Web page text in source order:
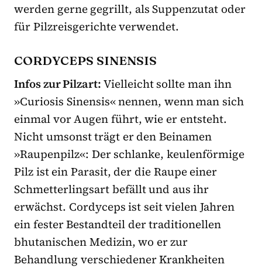
werden gerne gegrillt, als Suppenzutat oder
für Pilzreisgerichte verwendet.
CORDYCEPS SINENSIS
Infos zur Pilzart:Vielleicht sollte man ihn
»Curiosis Sinensis« nennen, wenn man sich
einmal vor Augen führt, wie er entsteht.
Nicht umsonst trägt er den Beinamen
»Raupenpilz«: Der schlanke, keulenförmige
Pilz ist ein Parasit, der die Raupe einer
Schmetterlingsart befällt und aus ihr
erwächst. Cordyceps ist seit vielen Jahren
ein fester Bestandteil der traditionellen
bhutanischen Medizin, wo er zur
Behandlung verschiedener Krankheiten